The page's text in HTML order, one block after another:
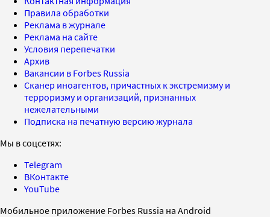
Правила обработки
Реклама в журнале
Реклама на сайте
Условия перепечатки
Архив
Вакансии в Forbes Russia
Сканер иноагентов, причастных к экстремизму и
терроризму и организаций, признанных
нежелательными
Подписка на печатную версию журнала
Мы в соцсетях:
Telegram
ВКонтакте
YouTube
Мобильное приложение Forbes Russia на Android